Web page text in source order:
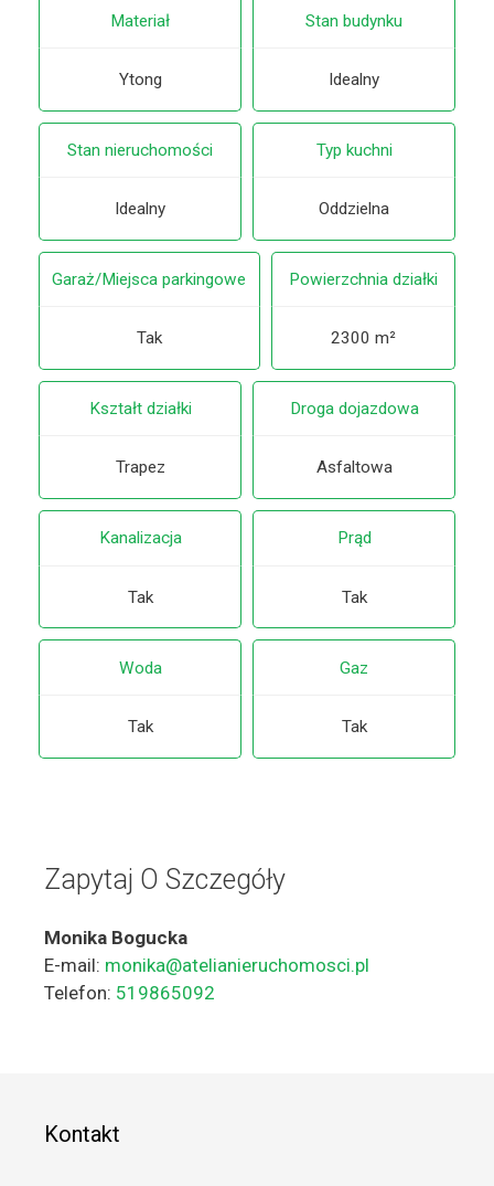
Materiał
Ytong
Stan budynku
Idealny
Stan nieruchomości
Idealny
Typ kuchni
Oddzielna
Garaż/Miejsca parkingowe
Tak
Powierzchnia działki
2300 m²
Kształt działki
Trapez
Droga dojazdowa
Asfaltowa
Kanalizacja
Tak
Prąd
Tak
Woda
Tak
Gaz
Tak
Zapytaj O Szczegóły
Monika Bogucka
E-mail: monika@atelianieruchomosci.pl
Telefon: 519865092
Kontakt